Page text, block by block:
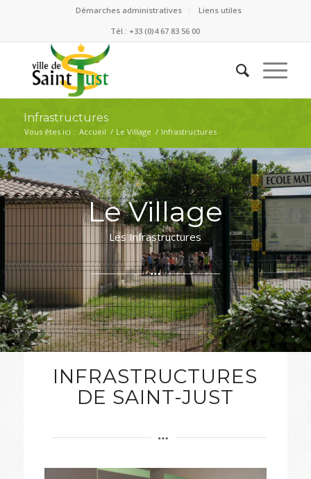
Démarches administratives
Liens utiles
Tél.: +33 (0)4 67 83 56 00
Infrastructures
Vous êtes ici : Accueil / Le Village / Infrastructures
Le Village
Les Infrastructures
INFRASTRUCTURES
DE SAINT-JUST